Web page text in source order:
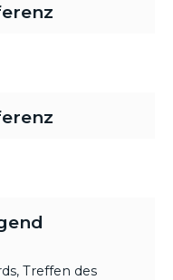
Treffen des